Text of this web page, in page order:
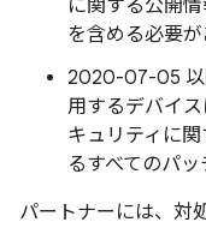
に関する公開
を含める必要が
2020-07-05 以
用するデバイ
キュリティに
るすべてのパッ
パートナーには、対